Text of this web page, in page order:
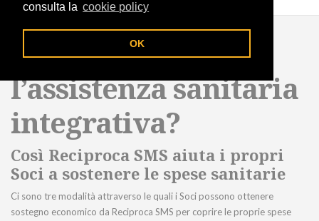
consulta la cookie policy
OK
Come funziona
l’assistenza sanitaria
integrativa?
Così Reciproca SMS aiuta i propri
Soci a sostenere le spese sanitarie
Ci sono tre modalità attraverso le quali i Soci possono ottenere
sostegno economico da Reciproca SMS per coprire le proprie spese